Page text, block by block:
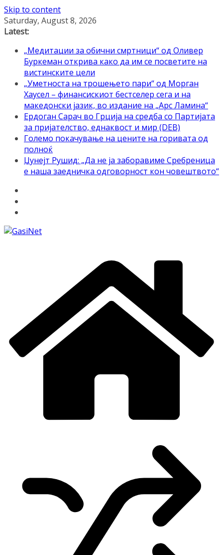
Skip to content
Saturday, August 8, 2026
Latest:
„Медитации за обични смртници“ од Оливер
Буркеман открива како да им се посветите на
вистинските цели
„Уметноста на трошењето пари“ од Морган
Хаусел – финансискиот бестселер сега и на
македонски јазик, во издание на „Арс Ламина“
Ердоган Сарач во Грција на средба со Партијата
за пријателство, еднаквост и мир (DEB)
Големо покачување на цените на горивата од
полноќ
Џунејт Рушид: „Да не ја заборавиме Сребреница
е наша заедничка одговорност кон човештвото“